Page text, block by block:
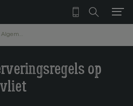
Algemene reserveringsregels op Landgoed Bergvliet
op